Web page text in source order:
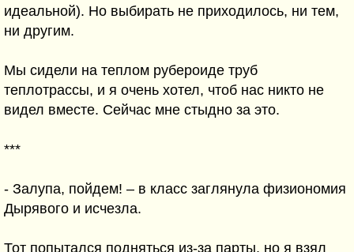
идеальной). Но выбирать не приходилось, ни тем,
ни другим.
Мы сидели на теплом рубероиде труб
теплотрассы, и я очень хотел, чтоб нас никто не
видел вместе. Сейчас мне стыдно за это.
***
- Залупа, пойдем! – в класс заглянула физиономия
Дырявого и исчезла.
Тот попытался подняться из-за парты, но я взял